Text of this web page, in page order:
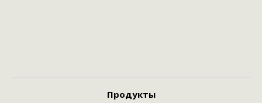
Продукты